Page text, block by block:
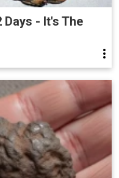
Days - It's The